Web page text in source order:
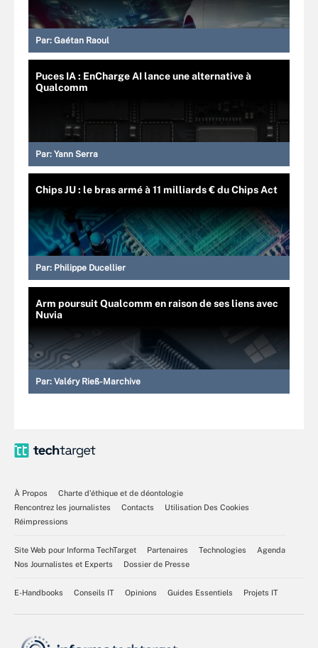
Par: Gaétan Raoul
Puces IA : EnCharge AI lance une alternative à
Qualcomm
Par: Yann Serra
Chips JU : le bras armé à 11 milliards € du Chips Act
Par: Philippe Ducellier
Arm poursuit Qualcomm en raison de ses liens avec
Nuvia
Par: Valéry Rieß-Marchive
À Propos
Charte d’éthique et de déontologie
Rencontrez les journalistes
Contacts
Utilisation Des Cookies
Réimpressions
Site Web pour Informa TechTarget Partenaires Technologies
Agenda
Nos Journalistes et Experts
Dossier de Presse
E-Handbooks Conseils IT Opinions Guides Essentiels Projets IT